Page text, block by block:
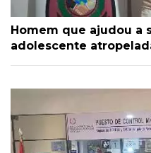
Homem que ajudou a
adolescente